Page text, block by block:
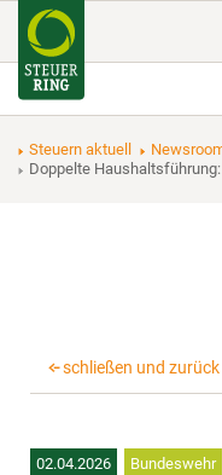
Steuern aktuell
Doppelte
schließen und
02.04.2026 Bundeswehr